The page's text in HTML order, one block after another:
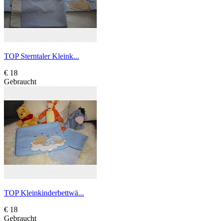
TOP Sterntaler Kleink...
€ 18
Gebraucht
TOP Kleinkinderbettwä...
€ 18
Gebraucht